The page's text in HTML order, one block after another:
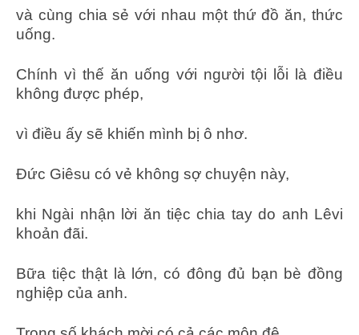
và cùng chia sẻ với nhau một thứ đồ ăn, thức
uống.
Chính vì thế ăn uống với người tội lỗi là điều
không được phép,
vì điều ấy sẽ khiến mình bị ô nhơ.
Đức Giêsu có vẻ không sợ chuyện này,
khi Ngài nhận lời ăn tiệc chia tay do anh Lêvi
khoản đãi.
Bữa tiệc thật là lớn, có đông đủ bạn bè đồng
nghiệp của anh.